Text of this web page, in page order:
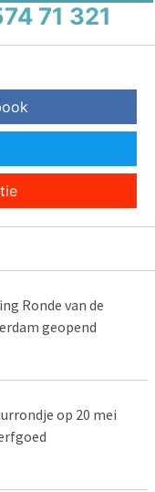
71 321
Ronde van de
geopend
op 20 mei